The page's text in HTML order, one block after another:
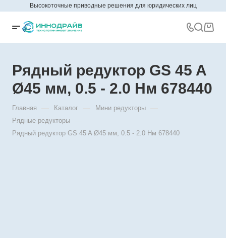
Высокоточные приводные решения для юридических лиц
Рядный редуктор GS 45 A
Ø45 мм, 0.5 - 2.0 Нм 678440
Главная Каталог Мини редукторы
Рядные редукторы
Рядный редуктор GS 45 A Ø45 мм, 0.5 - 2.0 Нм 678440